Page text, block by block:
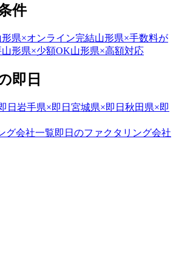
件
形県×オンライン完結山形県×手数料が
山形県×少額OK山形県×高額対応
即日
日 岩手県×即日 宮城県×即日 秋田県×即
グ会社一覧即日 のファクタリング会社